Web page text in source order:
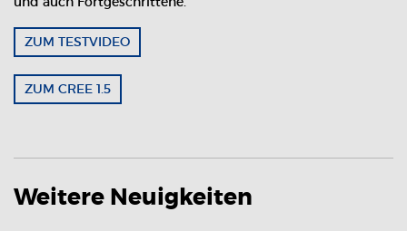
ZUM TESTVIDEO
ZUM CREE 1.5
Weitere Neuigkeiten